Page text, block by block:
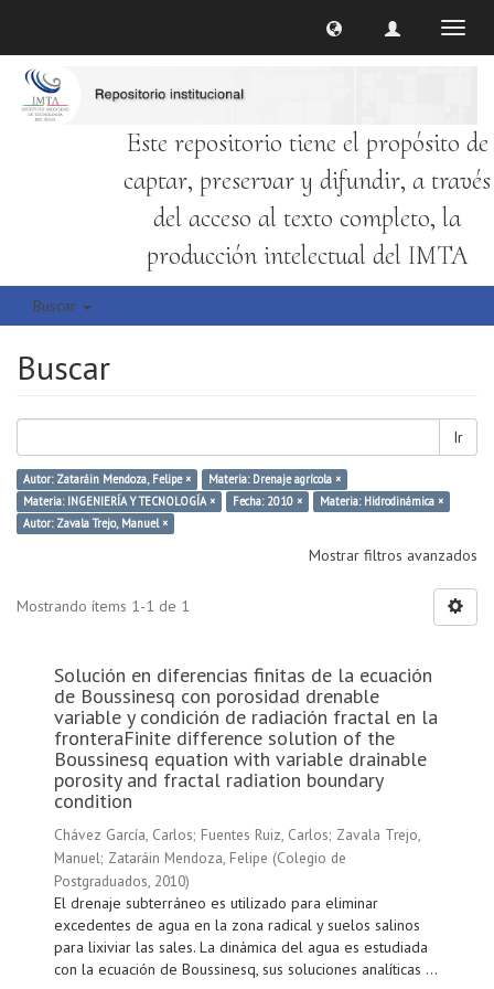
Este repositorio tiene el propósito de
captar, preservar y difundir, a través
del acceso al texto completo, la
producción intelectual del IMTA
Buscar
Buscar
Ir
Autor: Zataráin Mendoza, Felipe ×
Materia: Drenaje agrícola ×
Materia: INGENIERÍA Y TECNOLOGÍA ×
Fecha: 2010 ×
Materia: Hidrodinámica ×
Autor: Zavala Trejo, Manuel ×
Mostrar filtros avanzados
Mostrando ítems 1-1 de 1
Solución en diferencias finitas de la ecuación
de Boussinesq con porosidad drenable
variable y condición de radiación fractal en la
fronteraFinite difference solution of the
Boussinesq equation with variable drainable
porosity and fractal radiation boundary
condition
Chávez García, Carlos; Fuentes Ruiz, Carlos; Zavala Trejo,
Manuel; Zataráin Mendoza, Felipe (Colegio de
Postgraduados, 2010)
El drenaje subterráneo es utilizado para eliminar
excedentes de agua en la zona radical y suelos salinos
para lixiviar las sales. La dinámica del agua es estudiada
con la ecuación de Boussinesq, sus soluciones analíticas ...